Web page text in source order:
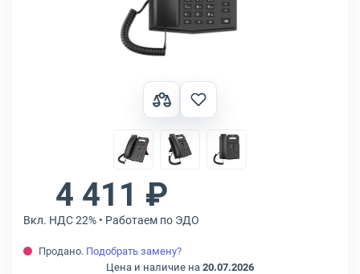
4 411 ₽
Вкл. НДС 22% • Работаем по ЭДО
Продано. Подобрать замену?
Цена и наличие на 20.07.2026